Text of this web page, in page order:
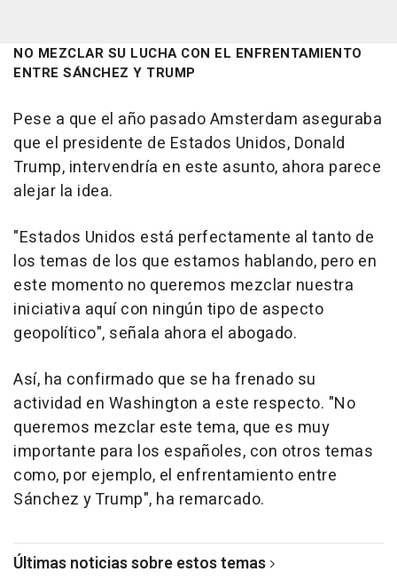
NO MEZCLAR SU LUCHA CON EL ENFRENTAMIENTO
ENTRE SÁNCHEZ Y TRUMP
Pese a que el año pasado Amsterdam aseguraba
que el presidente de Estados Unidos, Donald
Trump, intervendría en este asunto, ahora parece
alejar la idea.
"Estados Unidos está perfectamente al tanto de
los temas de los que estamos hablando, pero en
este momento no queremos mezclar nuestra
iniciativa aquí con ningún tipo de aspecto
geopolítico", señala ahora el abogado.
Así, ha confirmado que se ha frenado su
actividad en Washington a este respecto. "No
queremos mezclar este tema, que es muy
importante para los españoles, con otros temas
como, por ejemplo, el enfrentamiento entre
Sánchez y Trump", ha remarcado.
Últimas noticias sobre estos temas